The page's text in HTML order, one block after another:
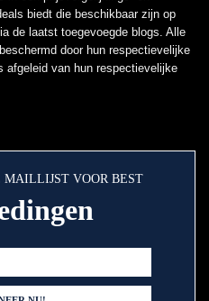
biedt die beschikbaar zijn op
de laatst toegevoegde blogs. Alle
door hun respectievelijke
afgeleid van hun respectievelijke
VOOR BEST